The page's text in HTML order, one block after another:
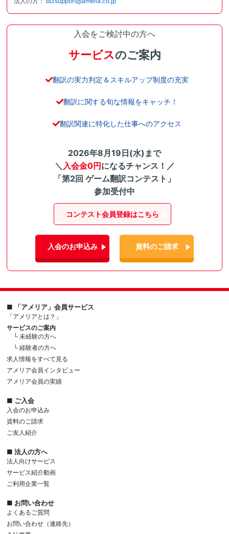
入会をご検討中の方へ
サービスのご案内
翻訳の実力判定＆スキルアップ制度の充実
翻訳に関する旬な情報をキャッチ！
翻訳関連に特化した仕事へのアクセス
2026年8月19日(水)まで
＼ 入会金0円になるチャンス！／
「第2回 ゲーム翻訳コンテスト」
参加受付中
コンテスト会員登録はこちら
入会のお申込み 資料のご請求
■ 「アメリア」会員サービス
「アメリアとは？」
サービスのご案内
└ 未経験の方へ
└ 経験者の方へ
求人情報をすべて見る
アメリア会員インタビュー
アメリア会員の実績
■ ご入会
入会のお申込み
資料のご請求
ご友人紹介
■ 法人の方へ
法人向けサービス
サービス紹介動画
ご利用企業一覧
■ お問い合わせ
よくあるご質問
お問い合わせ（連絡先）